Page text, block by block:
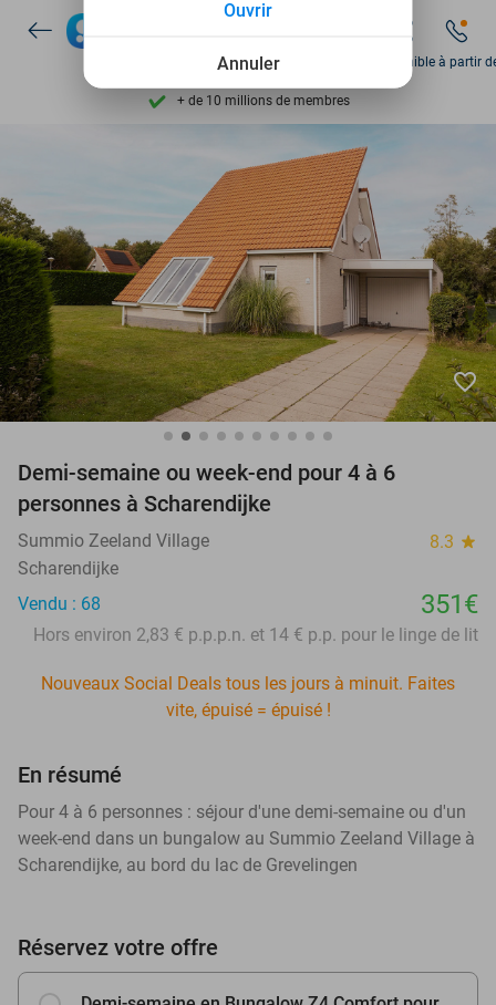
Disponible 7 jours par semaine
+ de 10 millions de membres
9,4 basé sur206 424 avis
Disponible 7 jours par semaine
+ de 10 millions de membres
Disponible à partir
favorite_border
Demi-semaine ou week-end pour 4 à 6
personnes à Scharendijke
Summio Zeeland Village 8.3 star
Scharendijke
Vendu : 68
351€
Hors environ 2,83 € p.p.p.n. et 14 € p.p. pour le linge de lit
Nouveaux Social Deals tous les jours à minuit. Faites
vite, épuisé = épuisé !
En résumé
Pour 4 à 6 personnes : séjour d'une demi-semaine ou d'un
week-end dans un bungalow au Summio Zeeland Village à
Scharendijke, au bord du lac de Grevelingen
Réservez votre offre
Annuler
Ouvrir